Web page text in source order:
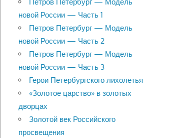
новой России — Часть 1
Петров Петербург — Модель
новой России — Часть 2
Петров Петербург — Модель
новой России — Часть 3
Герои Петербургского лихолетья
«Золотое царство» в золотых
дворцах
Золотой век Российского
просвещения